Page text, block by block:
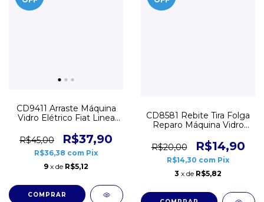
CD9411 Arraste Máquina
Vidro Elétrico Fiat Linea
R$45,00
R$37,90
R$36,38 com Pix
9 x de R$5,12
CD8581 Rebite Tira Folga
Reparo Máquina Vidro
R$20,00
R$14,90
R$14,30 com Pix
3 x de R$5,82